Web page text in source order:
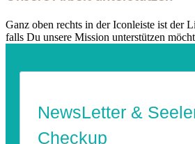
Ganz oben rechts in der Iconleiste ist der
falls Du unsere Mission unterstützen